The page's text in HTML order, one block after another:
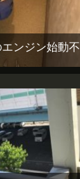
エンジン始動不